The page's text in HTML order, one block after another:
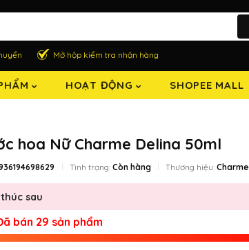
Mở hộp kiểm tra nhận hàng
HOẠT ĐỘNG SHOPEE MALL
hoa Nữ Charme Delina 50ml
Tình trạng: Còn hàng Thương hiệu: Charme
sau
bán 29 sản phẩm